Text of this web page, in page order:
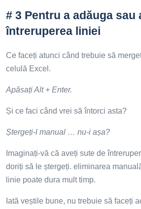
# 3 Pentru a adăuga sau
întreruperea liniei
Ce faceți atunci când trebuie să
celulă Excel.
Apăsați Alt + Enter.
Și ce faci când vrei să întorci asta?
Ștergeți-l manual … nu-i așa?
Imaginați-vă că aveți sute de
doriți să le ștergeți. eliminarea
linie poate dura mult timp.
Iată veștile bune, nu trebuie să faceți